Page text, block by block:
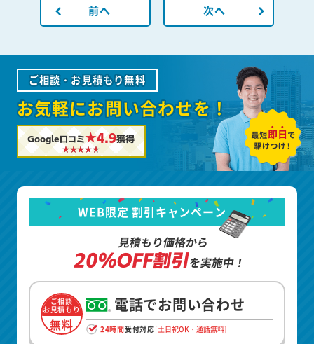
前へ 次へ
ご相談・お見積もり無料
お気軽にお問い合わせを！
Google口コミ★4.9獲得
WEB限定 割引キャンペーン
見積もり価格から
20%OFF割引を実施中！
ご相談
お見積もり
無料
電話でお問い合わせ
24時間受付対応[土日祝OK・通話無料]